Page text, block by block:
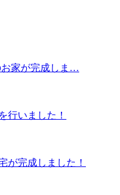
家が完成しま…
行いました！
が完成しました！